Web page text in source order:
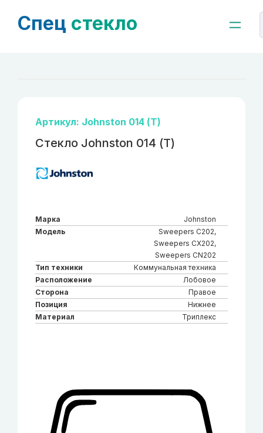
Спец стекло
Артикул: Johnston 014 (Т)
Стекло Johnston 014 (Т)
Марка
Johnston
Модель
Sweepers C202,
Sweepers CX202,
Sweepers CN202
Тип техники
Коммунальная техника
Расположение
Лобовое
Сторона
Правое
Позиция
Нижнее
Материал
Триплекс